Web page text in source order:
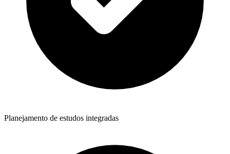
Planejamento de estudos integradas